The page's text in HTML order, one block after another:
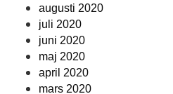
augusti 2020
juli 2020
juni 2020
maj 2020
april 2020
mars 2020